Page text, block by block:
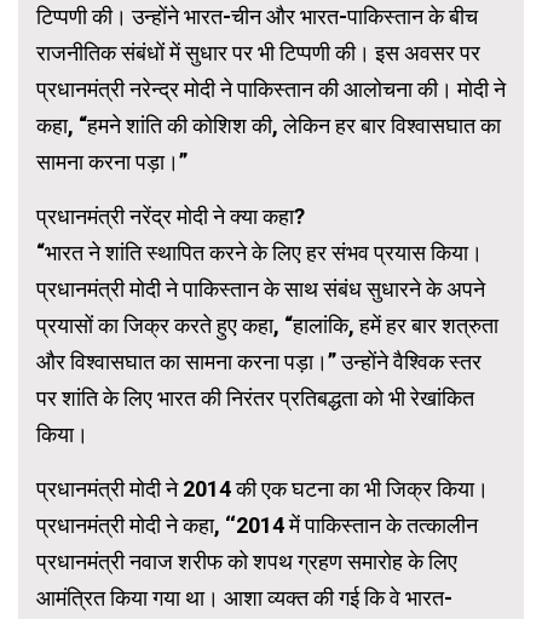
टिप्पणी की। उन्होंने भारत-चीन और भारत-पाकिस्तान के बीच
राजनीतिक संबंधों में सुधार पर भी टिप्पणी की। इस अवसर पर
प्रधानमंत्री नरेन्द्र मोदी ने पाकिस्तान की आलोचना की। मोदी ने
कहा, “हमने शांति की कोशिश की, लेकिन हर बार विश्वासघात का
सामना करना पड़ा।”
प्रधानमंत्री नरेंद्र मोदी ने क्या कहा?
“भारत ने शांति स्थापित करने के लिए हर संभव प्रयास किया।
प्रधानमंत्री मोदी ने पाकिस्तान के साथ संबंध सुधारने के अपने
प्रयासों का जिक्र करते हुए कहा, “हालांकि, हमें हर बार शत्रुता
और विश्वासघात का सामना करना पड़ा।” उन्होंने वैश्विक स्तर
पर शांति के लिए भारत की निरंतर प्रतिबद्धता को भी रेखांकित
किया।
प्रधानमंत्री मोदी ने 2014 की एक घटना का भी जिक्र किया।
प्रधानमंत्री मोदी ने कहा, ‘‘2014 में पाकिस्तान के तत्कालीन
प्रधानमंत्री नवाज शरीफ को शपथ ग्रहण समारोह के लिए
आमंत्रित किया गया था। आशा व्यक्त की गई कि वे भारत-